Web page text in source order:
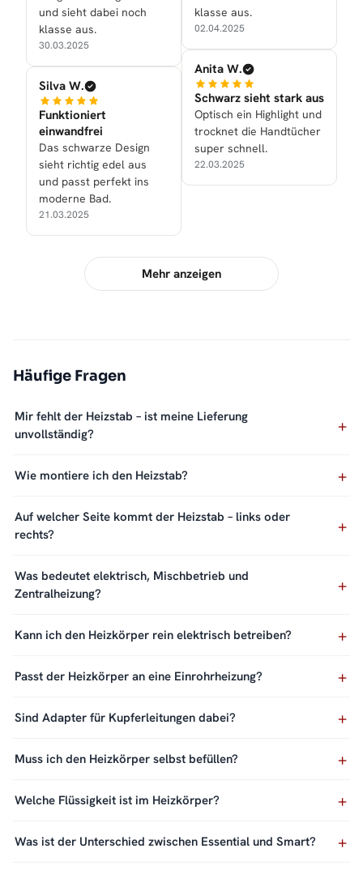
und sieht dabei noch
klasse aus.
30.03.2025
Silva W.
Funktioniert
einwandfrei
Das schwarze Design
sieht richtig edel aus
und passt perfekt ins
moderne Bad.
21.03.2025
klasse aus.
02.04.2025
Anita W.
Schwarz sieht stark aus
Optisch ein Highlight und
trocknet die Handtücher
super schnell.
22.03.2025
Mehr anzeigen
Häufige Fragen
Mir fehlt der Heizstab – ist meine Lieferung
unvollständig?
Wie montiere ich den Heizstab?
Auf welcher Seite kommt der Heizstab – links oder
rechts?
Was bedeutet elektrisch, Mischbetrieb und
Zentralheizung?
Kann ich den Heizkörper rein elektrisch betreiben?
Passt der Heizkörper an eine Einrohrheizung?
Sind Adapter für Kupferleitungen dabei?
Muss ich den Heizkörper selbst befüllen?
Welche Flüssigkeit ist im Heizkörper?
Was ist der Unterschied zwischen Essential und Smart?